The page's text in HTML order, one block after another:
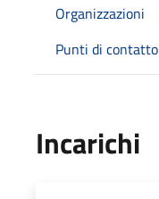
Organizzazioni
Punti di contatto
Incarichi